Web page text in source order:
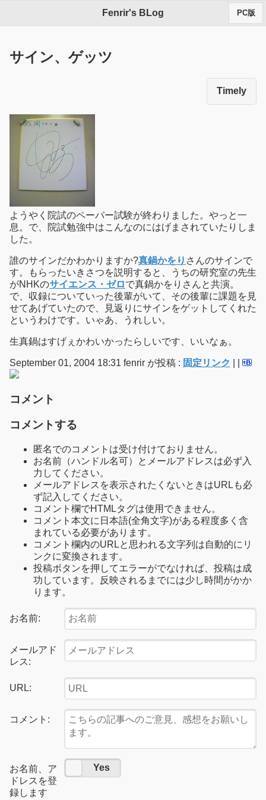
Fenrir's BLog PC版
サイン、ゲッツ
Timely
ようやく院試のペーパー試験が終わりました。やっと一
息。で、院試勉強中はこんなのにはげまされていたりしま
した。
誰のサインだかわかりますか?真鍋かをり さんのサインで
す。もらったいきさつを説明すると、うちの研究室の先生
がNHKのサイエンス・ゼロで真鍋かをりさんと共演。
で、収録についていった後輩がいて、その後輩に課題を見
せてあげていたので、見返りにサインをゲットしてくれた
というわけです。いゃあ、うれしい。
生真鍋はすげぇかわいかったらしいです、いいなぁ。
September 01, 2004 18:31 fenrir が投稿 : 固定リンク
コメント
コメントする
匿名でのコメントは受け付けておりません。
お名前（ハンドル名可）とメールアドレスは必ず入
力してください。
メールアドレスを表示されたくないときはURLも必
ず記入してください。
コメント欄でHTMLタグは使用できません。
コメント本文に日本語(全角文字)がある程度多く含
まれている必要があります。
コメント欄内のURLと思われる文字列は自動的にリ
ンクに変換されます。
投稿ボタンを押してエラーがでなければ、投稿は成
功しています。反映されるまでには少し時間がかか
ります。
お名前:
メールアド
レス:
URL:
コメント:
お名前、ア
ドレスを登
録します
No Yes